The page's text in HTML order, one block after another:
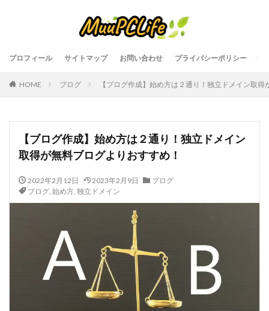
プロフィール サイトマップ お問い合わせ プライバシーポリシー
HOME ブログ 【ブログ作成】始め方は２通り！独立ドメイン取
【ブログ作成】始め方は２通り！独立ドメイン
取得が無料ブログよりおすすめ！
2022年2月12日 2023年2月9日
ブログ
ブログ, 始め方, 独立ドメイン